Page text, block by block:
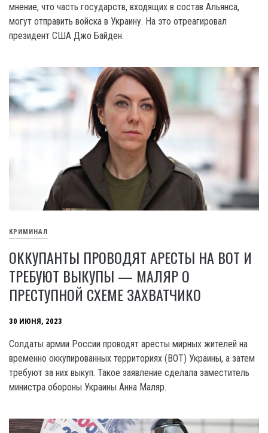
мнение, что часть государств, входящих в состав Альянса,
могут отправить войска в Украину. На это отреагировал
президент США Джо Байден.
КРИМИНАЛ
ОККУПАНТЫ ПРОВОДЯТ АРЕСТЫ НА ВОТ И
ТРЕБУЮТ ВЫКУПЫ — МАЛЯР О
ПРЕСТУПНОЙ СХЕМЕ ЗАХВАТЧИКО
30 ИЮНЯ, 2023
Солдаты армии России проводят аресты мирных жителей на
временно оккупированных территориях (BOT) Украины, а затем
требуют за них выкуп. Такое заявление сделала заместитель
министра обороны Украины Анна Маляр.